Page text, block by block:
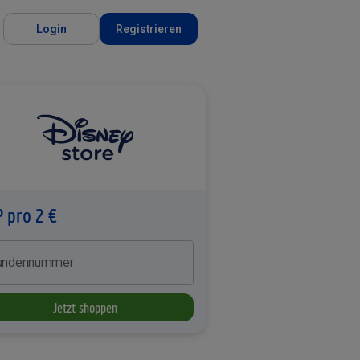
Login Registrieren
pro 2 €
Jetzt shoppen